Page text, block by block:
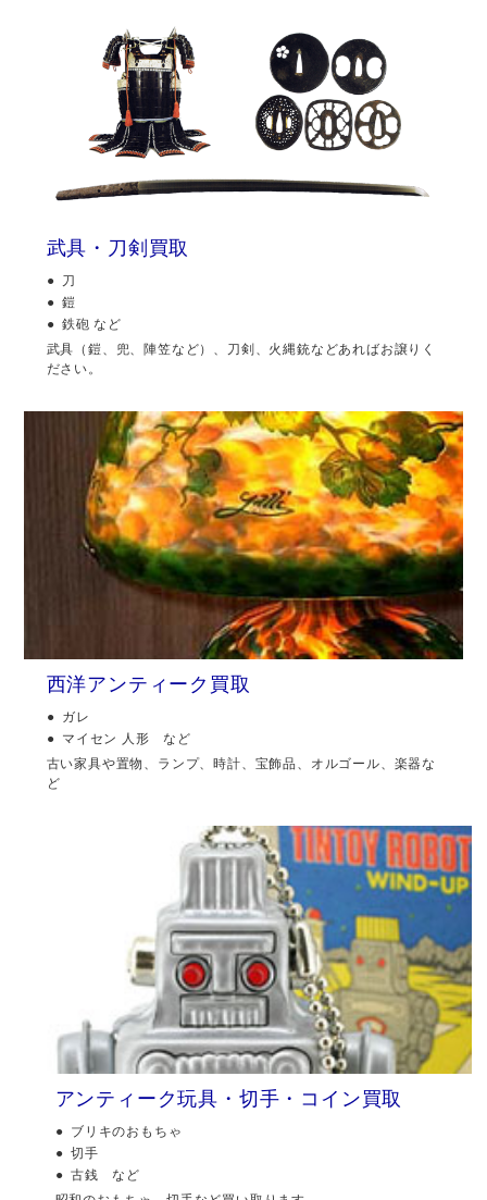
武具・刀剣買取
刀
鎧
鉄砲 など
武具（鎧、兜、陣笠など）、刀剣、火縄銃などあればお譲りく
ださい。
西洋アンティーク買取
ガレ
マイセン 人形 など
古い家具や置物、ランプ、時計、宝飾品、オルゴール、楽器な
ど
アンティーク玩具・切手・コイン買取
ブリキのおもちゃ
切手
古銭 など